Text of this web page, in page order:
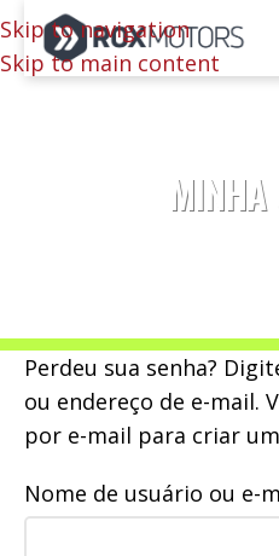
Skip to navigation
Skip to main content
MINHA
Perdeu sua senha?
ou endereço de e-mail.
por e-mail para criar
Nome de usuário ou e-